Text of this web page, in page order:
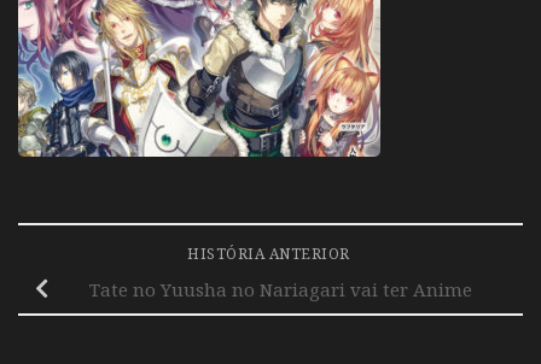
HISTÓRIA ANTERIOR
Tate no Yuusha no Nariagari vai ter Anime